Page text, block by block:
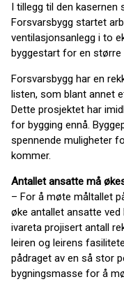
I tillegg til den kasernen
Forsvarsbygg startet
ventilasjonsanlegg i to
byggestart for en større
Forsvarsbygg har en
listen, som blant annet
Dette prosjektet har
for bygging ennå.
spennende muligheter
kommer.
Antallet ansatte må
– For å møte måltallet
øke antallet ansatte ved
ivareta projisert antall
leiren og leirens
pådraget av en så stor
bygningsmasse for å